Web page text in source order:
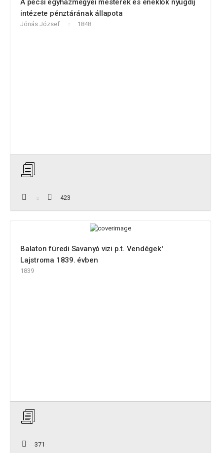
A pécsi egyházmegyei mesterek és éneklők nyugdíj
intézete pénztárának állapota
Jónás József 1848
423
Balaton füredi Savanyó vizi p.t. Vendégek'
Lajstroma 1839. évben
1839
371